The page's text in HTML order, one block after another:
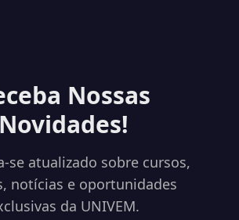
Nossas
Novidades!
se atualizado sobre cursos,
notícias e oportunidades
da UNIVEM.